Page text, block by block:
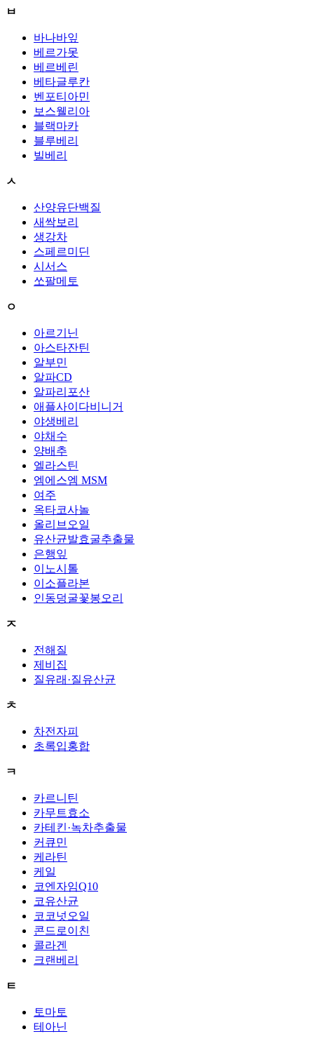
ㅂ
바나바잎
베르가못
베르베린
베타글루칸
벤포티아민
보스웰리아
블랙마카
블루베리
빌베리
ㅅ
산양유단백질
새싹보리
생강차
스페르미딘
시서스
쏘팔메토
ㅇ
아르기닌
아스타잔틴
알부민
알파CD
알파리포산
애플사이다비니거
야생베리
야채수
양배추
엘라스틴
엠에스엠 MSM
여주
옥타코사놀
올리브오일
유산균발효굴추출물
은행잎
이노시톨
이소플라본
인동덩굴꽃봉오리
ㅈ
전해질
제비집
질유래·질유산균
ㅊ
차전자피
초록입홍합
ㅋ
카르니틴
카무트효소
카테킨·녹차추출물
커큐민
케라틴
케일
코엔자임Q10
코유산균
코코넛오일
콘드로이친
콜라겐
크랜베리
ㅌ
토마토
테아닌